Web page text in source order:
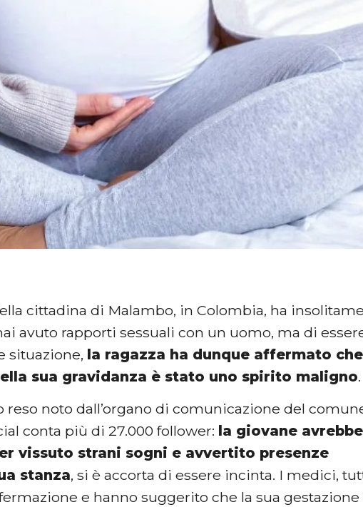
cittadina di Malambo, in Colombia, ha
avuto rapporti sessuali con un uomo, ma di
situazione, la ragazza ha dunque affermato
sua gravidanza è stato uno spirito maligno.
reso noto dall’organo di comunicazione del
conta più di 27.000 follower: la giovane avrebbe
vissuto strani sogni e avvertito presenze
stanza, si è accorta di essere incinta. I medici,
e hanno suggerito che la sua gestazione